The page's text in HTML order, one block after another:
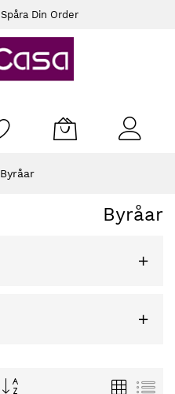
Spåra Din Order
Byråar
Byråar
Fallande
Rutnät